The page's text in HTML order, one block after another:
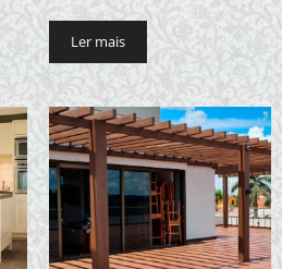
Ler mais